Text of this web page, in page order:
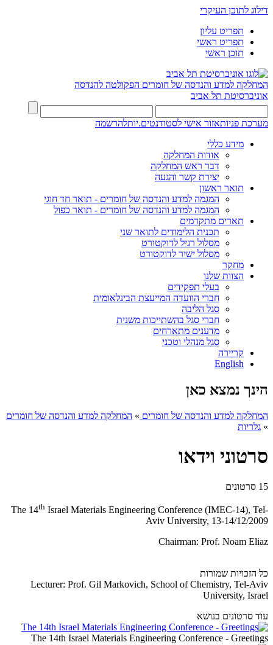
דילוג לתוכן העיקרי
תפריט עליון
תפריט ראשי
תוכן ראשי
המחלקה למדע והנדסה של חומרים הפקולטה להנדסה
אוניברסיטת תל אביב
מערכת פניותאזור אישי לסטודנטים.יותלהרשמה
מידע כללי
אודות המחלקה
דבר ראש המחלקה
יצירת קשר והגעה
תואר ראשון
המגמה למדע והנדסה של חומרים - תואר חד חוגי
המגמה למדע והנדסה של חומרים - תואר כפול
תארים מתקדמים
תכנית הלימודים לתואר שני
מסלול רגיל לדוקטורט
מסלול ישיר לדוקטורט
מחקר
הצוות שלנו
בעלי תפקידים
חברי הוועדה המייעצת הבינלאומית
סגל הליבה
חברי סגל בהשתייכות משנית
מדענים מתארחים
סגל מנהלי וטכני
קריירה
English
הינך נמצא כאן
המחלקה למדע והנדסה של חומרים » המחלקה למדע והנדסה של חומרים
» גלריות
סרטוני וידאו
15 סרטונים
The 14th Israel Materials Engineering Conference (IMEC-14), Tel-
Aviv University, 13-14/12/2009
Chairman: Prof. Noam Eliaz
כל הזכויות שמורות
Lecturer: Prof. Gil Markovich, School of Chemistry, Tel-Aviv
University, Israel
עוד סרטונים בנושא
The 14th Israel Materials Engineering Conference - Greetings